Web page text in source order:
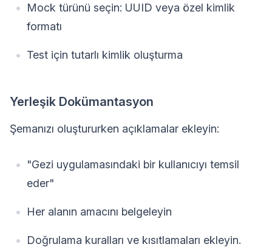
Mock türünü seçin: UUID veya özel kimlik
formatı
Test için tutarlı kimlik oluşturma
Yerleşik Dokümantasyon
Şemanızı oluştururken açıklamalar ekleyin:
"Gezi uygulamasındaki bir kullanıcıyı temsil
eder"
Her alanın amacını belgeleyin
Doğrulama kuralları ve kısıtlamaları ekleyin.